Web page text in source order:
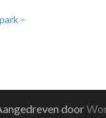
–
door